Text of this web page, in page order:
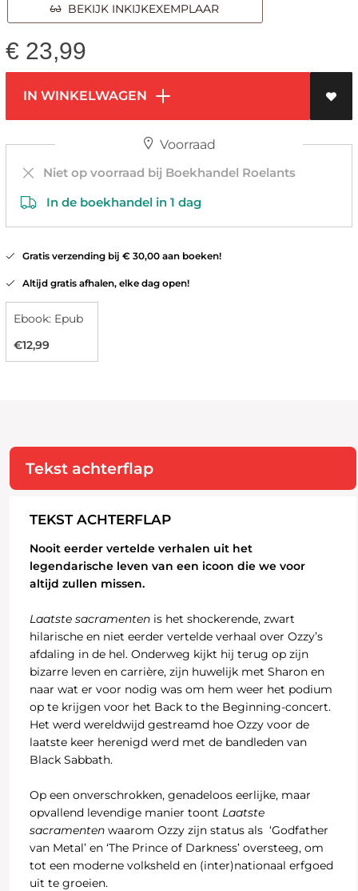
BEKIJK INKIJKEXEMPLAAR
€ 23,99
IN WINKELWAGEN
Voorraad
Niet op voorraad bij Boekhandel Roelants
In de boekhandel in 1 dag
Gratis verzending bij € 30,00 aan boeken!
Altijd gratis afhalen, elke dag open!
Ebook: Epub
€12,99
Tekst achterflap
TEKST ACHTERFLAP
Nooit eerder vertelde verhalen uit het
legendarische leven van een icoon die we voor
altijd zullen missen.
Laatste sacramentenis het shockerende, zwart
hilarische en niet eerder vertelde verhaal over Ozzy’s
afdaling in de hel. Onderweg kijkt hij terug op zijn
bizarre leven en carrière, zijn huwelijk met Sharon en
naar wat er voor nodig was om hem weer het podium
op te krijgen voor het Back to the Beginning-concert.
Het werd wereldwijd gestreamd hoe Ozzy voor de
laatste keer herenigd werd met de bandleden van
Black Sabbath.
Op een onverschrokken, genadeloos eerlijke, maar
opvallend levendige manier toont Laatste
sacramentenwaarom Ozzy zijn status als ‘Godfather
van Metal’ en ‘The Prince of Darkness’ oversteeg, om
tot een moderne volksheld en (inter)nationaal erfgoed
uit te groeien.